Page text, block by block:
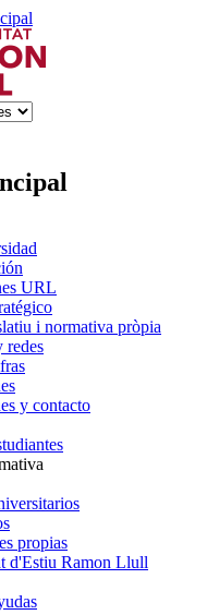
URL
i normativa pròpia
redes
y contacto
propias
d'Estiu Ramon Llull